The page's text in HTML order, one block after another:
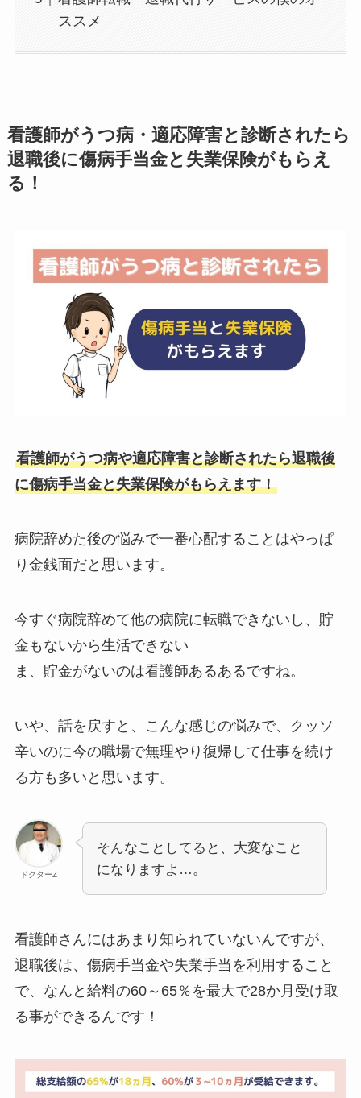
ススメ
看護師がうつ病・適応障害と診断されたら
退職後に傷病手当金と失業保険がもらえ
る！
看護師がうつ病や適応障害と診断されたら退職後
に傷病手当金と失業保険がもらえます！
病院辞めた後の悩みで一番心配することはやっぱ
り金銭面だと思います。
今すぐ病院辞めて他の病院に転職できないし、貯
金もないから生活できない
ま、貯金がないのは看護師あるあるですね。
いや、話を戻すと、こんな感じの悩みで、クッソ
辛いのに今の職場で無理やり復帰して仕事を続け
る方も多いと思います。
ドクターZ
そんなことしてると、大変なこと
になりますよ…。
看護師さんにはあまり知られていないんですが、
退職後は、傷病手当金や失業手当を利用すること
で、なんと給料の60～65％を最大で28か月受け取
る事ができるんです！